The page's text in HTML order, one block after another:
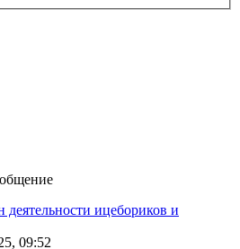
деятельности ицебориков и
09:52